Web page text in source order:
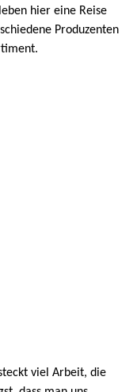
hier eine Reise
Produzenten
viel Arbeit, die